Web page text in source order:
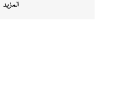
المزيد